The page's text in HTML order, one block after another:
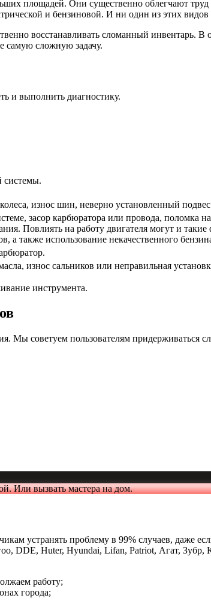
площадей. Они существенно облегчают
и бензиновой. И ни один из этих
восстанавливать сломанный инвентарь. В
самую сложную задачу.
и выполнить диагностику.
системы.
износ шин, неверно установленный
засор карбюратора или провода, поломка
Повлиять на работу двигателя могут и
а также использование некачественного
износ сальников или неправильная
инструмента.
Мы советуем пользователям придерживаться
Или вызвать мастера на дом.
устранять проблему в 99% случаев, даже
DDE, Huter, Hyundai, Lifan, Patriot, Агат,
работу;
города;